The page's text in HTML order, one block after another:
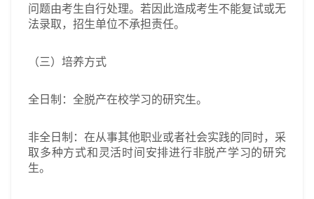
问题由考生自行处理。若因此造成考生不能复试或无
法录取，招生单位不承担责任。
（三）培养方式
全日制：全脱产在校学习的研究生。
非全日制：在从事其他职业或者社会实践的同时，采
取多种方式和灵活时间安排进行非脱产学习的研究
生。